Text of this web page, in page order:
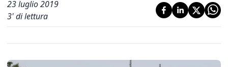
23 luglio 2019
3' di lettura